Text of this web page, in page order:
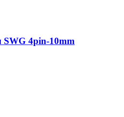
SWG 4pin-10mm